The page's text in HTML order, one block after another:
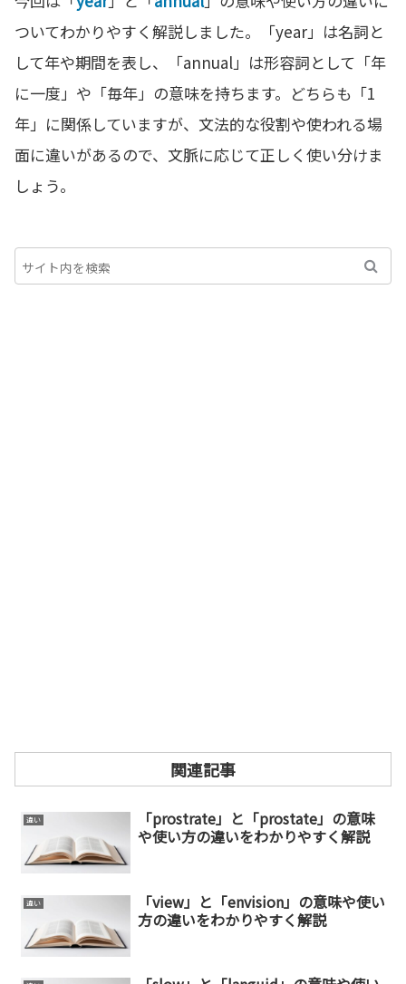
ついてわかりやすく解説しました。「year」は名詞と
して年や期間を表し、「annual」は形容詞として「年
に一度」や「毎年」の意味を持ちます。どちらも「1
年」に関係していますが、文法的な役割や使われる場
面に違いがあるので、文脈に応じて正しく使い分けま
しょう。
関連記事
違い
「prostrate」と「prostate」の意味
や使い方の違いをわかりやすく解説
違い
「view」と「envision」の意味や使い
方の違いをわかりやすく解説